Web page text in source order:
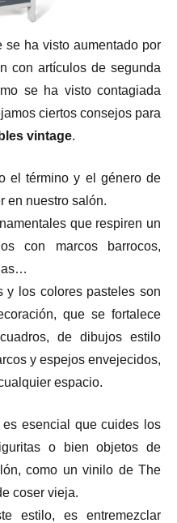
ha visto aumentado por
con artículos de segunda
se ha visto contagiada
ciertos consejos para
vintage.
el término y el género de
en nuestro salón.
que respiren un
con marcos barrocos,
y los colores pasteles son
que se fortalece
de dibujos estilo
y espejos envejecidos,
espacio.
esencial que cuides los
o bien objetos de
como un vinilo de The
coser vieja.
estilo, es entremezclar